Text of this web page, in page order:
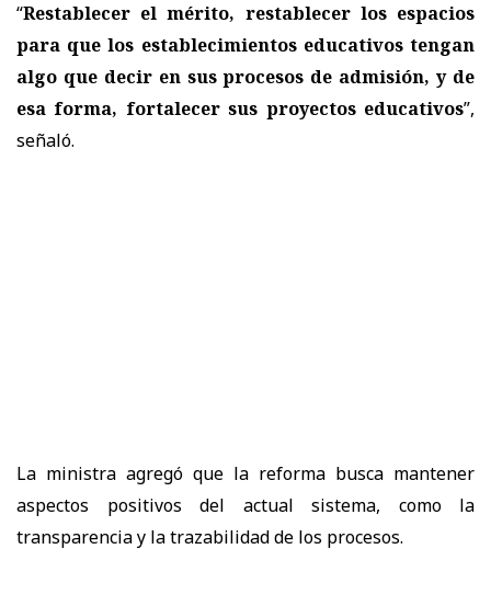
“Restablecer el mérito, restablecer los espacios
para que los establecimientos educativos tengan
algo que decir en sus procesos de admisión, y de
esa forma, fortalecer sus proyectos educativos”,
señaló.
La ministra agregó que la reforma busca mantener
aspectos positivos del actual sistema, como la
transparencia y la trazabilidad de los procesos.